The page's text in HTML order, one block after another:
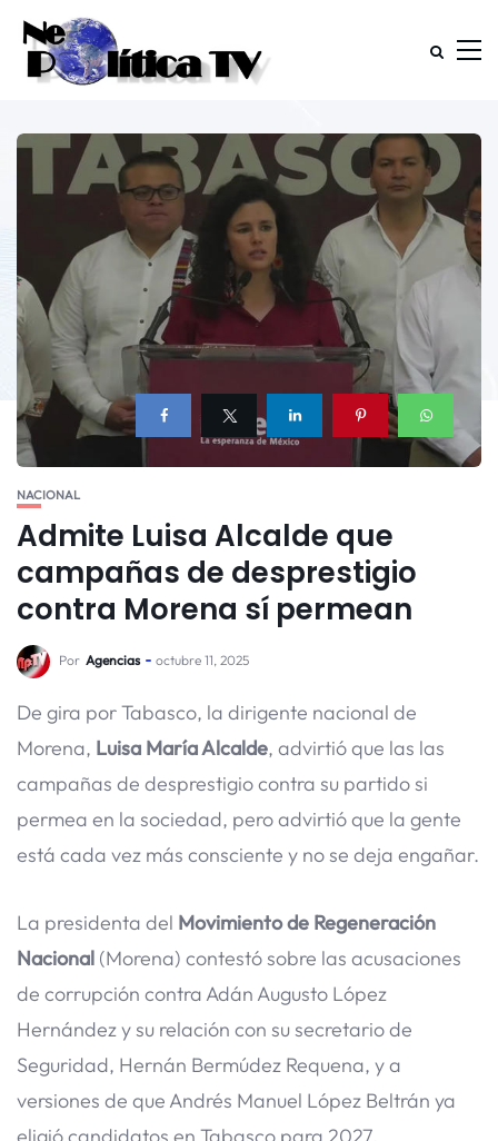
NACIONAL
Admite Luisa Alcalde que
campañas de desprestigio
contra Morena sí permean
Por Agencias octubre 11, 2025
De gira por Tabasco, la dirigente nacional de
Morena, Luisa María Alcalde, advirtió que las las
campañas de desprestigio contra su partido si
permea en la sociedad, pero advirtió que la gente
está cada vez más consciente y no se deja engañar.
La presidenta del Movimiento de Regeneración
Nacional (Morena) contestó sobre las acusaciones
de corrupción contra Adán Augusto López
Hernández y su relación con su secretario de
Seguridad, Hernán Bermúdez Requena, y a
versiones de que Andrés Manuel López Beltrán ya
eligió candidatos en Tabasco para 2027.